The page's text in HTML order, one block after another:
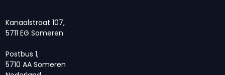
Kanaalstraat 107,
5711 EG Someren
Postbus 1,
5710 AA Someren